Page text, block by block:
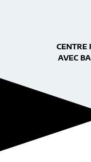
CENTRE
AVEC